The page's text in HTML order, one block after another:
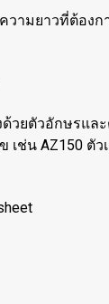
วามยาวที่ต้องก
วยตัวอักษรแล
เช่น AZ150